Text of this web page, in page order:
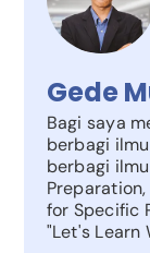
Gede
Bagi saya
berbagi
berbagi
Preparation,
for Specific
"Let's Learn